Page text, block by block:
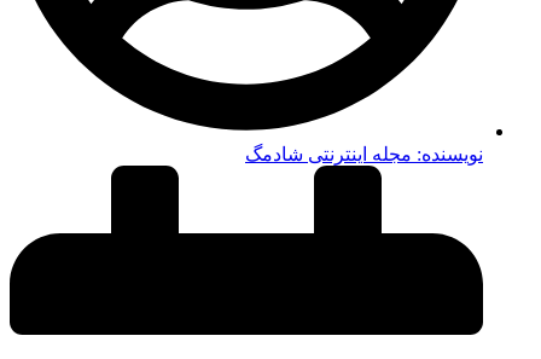
نویسنده: مجله اینترنتی شادمگ